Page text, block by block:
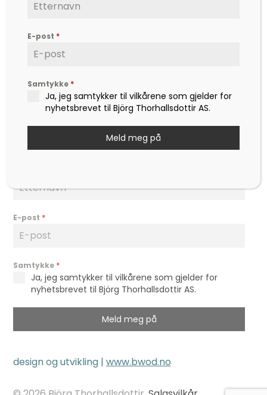
Hjertesaker
Hjertefred
Om Björg
Kontakt
Meld deg på nyhetsbrevet
E-post *
Samtykke *
Ja, jeg samtykker til vilkårene som gjelder for
nyhetsbrevet til Björg Thorhallsdottir AS.
Meld meg på
design og utvikling | www.bwod.no
E-post *
Samtykke *
Ja, jeg samtykker til vilkårene som gjelder for
nyhetsbrevet til Björg Thorhallsdottir AS.
Meld meg på